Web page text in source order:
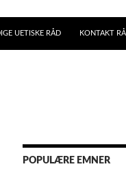
UETISKE RÅD KONTAKT
POPULÆRE EMNER